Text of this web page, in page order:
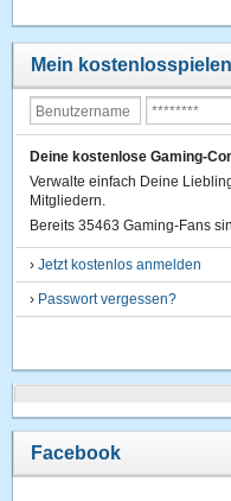
Mein
Deine kostenlose Gaming-
Verwalte einfach Deine
Mitgliedern.
Bereits 35463 Gaming-Fans
›Jetzt kostenlos anmelden
› Passwort vergessen?
Facebook